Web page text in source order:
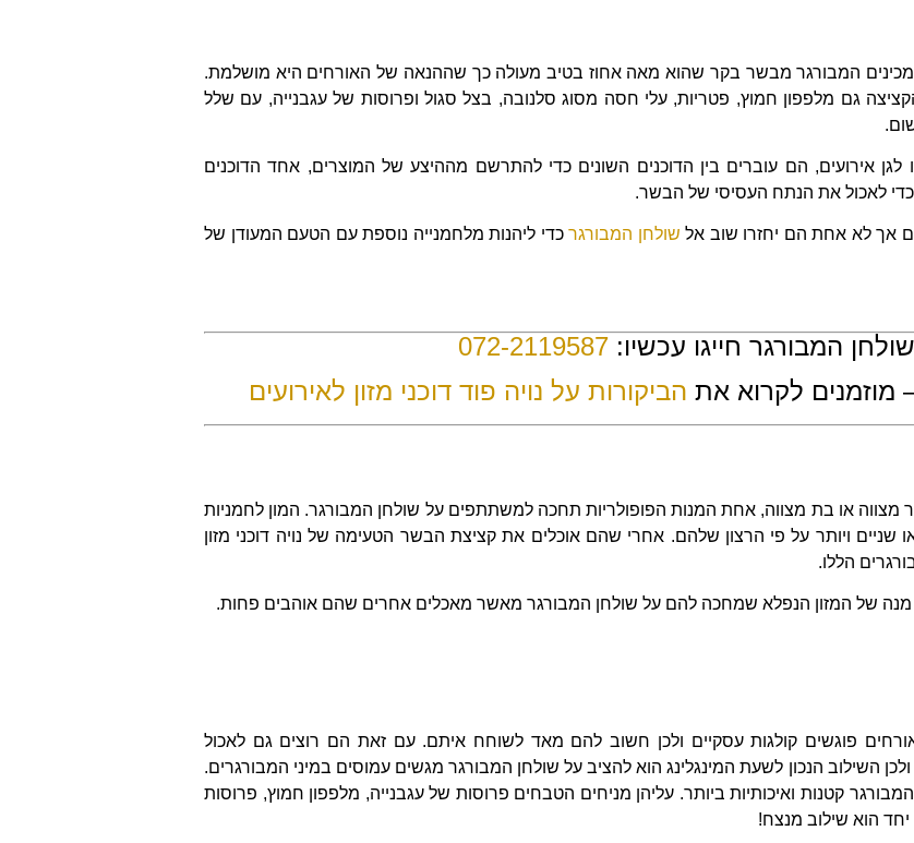
המבורגר מבשר בקר שהוא מאה אחוז בטיב מעולה כך שההנאה של האורחים היא מושלמת.
גם מלפפון חמוץ, פטריות, עלי חסה מסוג סלנובה, בצל סגול ופרוסות של עגבנייה, עם שלל
אירועים, הם עוברים בין הדוכנים השונים כדי להתרשם מההיצע של המוצרים, אחד הדוכנים
כדי לאכול את הנתח העסיסי של הבשר.
אך לא אחת הם יחזרו שוב אל שולחן המבורגר כדי ליהנות מלחמנייה נוספת עם הטעם המעודן של
המבורגר חייגו עכשיו: 072-2119587
הביקורות על נויה פוד דוכני מזון לאירועים
מצווה או בת מצווה, אחת המנות הפופולריות תחכה למשתתפים על שולחן המבורגר. המון לחמניות
ויותר על פי הרצון שלהם. אחרי שהם אוכלים את קציצת הבשר הטעימה של נויה דוכני מזון
הללו.
מנה של המזון הנפלא שמחכה להם על שולחן המבורגר מאשר מאכלים אחרים שהם אוהבים פחות.
פוגשים קולגות עסקיים ולכן חשוב להם מאד לשוחח איתם. עם זאת הם רוצים גם לאכול
ולכן השילוב הנכון לשעת המינגלינג הוא להציב על שולחן המבורגר מגשים עמוסים במיני המבורגרים.
קטנות ואיכותיות ביותר. עליהן מניחים הטבחים פרוסות של עגבנייה, מלפפון חמוץ, פרוסות
הוא שילוב מנצח!